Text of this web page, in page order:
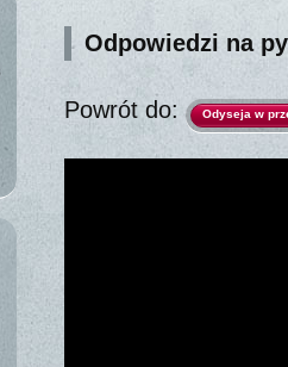
Odpowiedzi na
Powrót do: Odyseja w